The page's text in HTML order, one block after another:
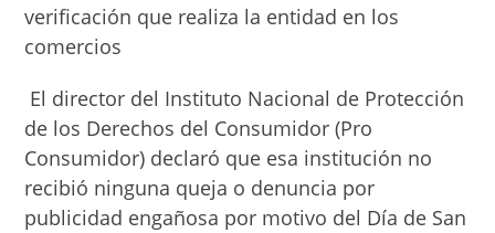
verificación que realiza la entidad en los
comercios
El director del Instituto Nacional de Protección
de los Derechos del Consumidor (Pro
Consumidor) declaró que esa institución no
recibió ninguna queja o denuncia por
publicidad engañosa por motivo del Día de San